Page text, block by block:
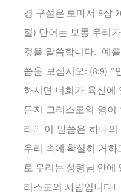
경 구절은 로마서 8장
절) 단어는 보통 우리가
것을 말씀합니다. 예를
씀을 보십시오: (8:9) “
하시면 너희가 육신에
든지
그리스도의 영이
라.” 이 말씀은 하나의
우리 속에 확실히 거하
로 우리는 성령님 안에
리스도의 사람입니다!